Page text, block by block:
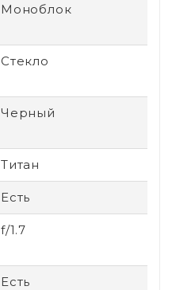
Моноблок
Стекло
Черный
Титан
Есть
f/1.7
Есть